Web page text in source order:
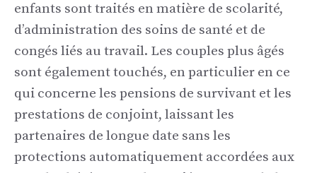
enfants sont traités en matière de scolarité,
d’administration des soins de santé et de
congés liés au travail. Les couples plus âgés
sont également touchés, en particulier en ce
qui concerne les pensions de survivant et les
prestations de conjoint, laissant les
partenaires de longue date sans les
protections automatiquement accordées aux